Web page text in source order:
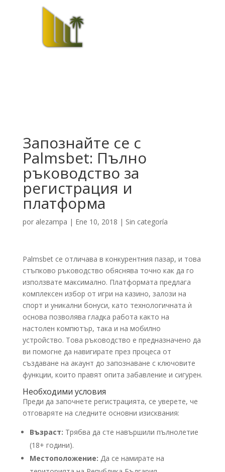
Запознайте се с
Palmsbet: Пълно
ръководство за
регистрация и
платформа
por alezampa | Ene 10, 2018 | Sin categoría
Palmsbet се отличава в конкурентния пазар, и това
стъпково ръководство обяснява точно как да го
използвате максимално. Платформата предлага
комплексен избор от игри на казино, залози на
спорт и уникални бонуси, като технологичната ѝ
основа позволява гладка работа както на
настолен компютър, така и на мобилно
устройство. Това ръководство е предназначено да
ви помогне да навигирате през процеса от
създаване на акаунт до запознаване с ключовите
функции, които правят опита забавление и сигурен.
Необходими условия
Преди да започнете регистрацията, се уверете, че
отговаряте на следните основни изисквания:
Възраст: Трябва да сте навършили пълнолетие
(18+ години).
Местоположение: Да се намирате на